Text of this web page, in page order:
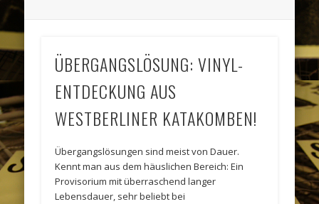
ÜBERGANGSLÖSUNG: VINYL-
ENTDECKUNG AUS
WESTBERLINER KATAKOMBEN!
Übergangslösungen sind meist von Dauer.
Kennt man aus dem häuslichen Bereich: Ein
Provisorium mit überraschend langer
Lebensdauer, sehr beliebt bei